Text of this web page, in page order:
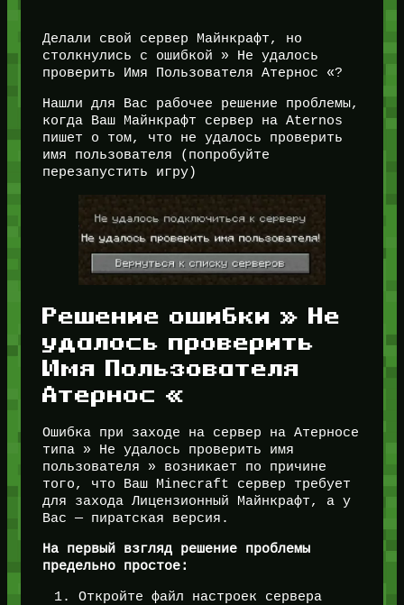
Делали свой сервер Майнкрафт, но
столкнулись с ошибкой » Не удалось
проверить Имя Пользователя Атернос «?
Нашли для Вас рабочее решение проблемы,
когда Ваш Майнкрафт сервер на Aternos
пишет о том, что не удалось проверить
имя пользователя (попробуйте
перезапустить игру)
Решение ошибки » Не
удалось проверить
Имя Пользователя
Атернос «
Ошибка при заходе на сервер на Атерносе
типа » Не удалось проверить имя
пользователя » возникает по причине
того, что Ваш Minecraft сервер требует
для захода Лицензионный Майнкрафт, а у
Вас — пиратская версия.
На первый взгляд решение проблемы
предельно простое:
Откройте файл настроек сервера